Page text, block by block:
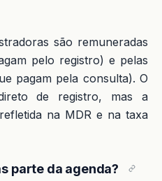
são remuneradas
pelo registro) e pelas
pagam pela consulta). O
de registro, mas a
na MDR e na taxa
parte da agenda?